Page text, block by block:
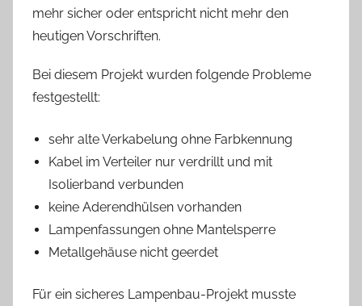
mehr sicher oder entspricht nicht mehr den
heutigen Vorschriften.
Bei diesem Projekt wurden folgende Probleme
festgestellt:
sehr alte Verkabelung ohne Farbkennung
Kabel im Verteiler nur verdrillt und mit
Isolierband verbunden
keine Aderendhülsen vorhanden
Lampenfassungen ohne Mantelsperre
Metallgehäuse nicht geerdet
Für ein sicheres Lampenbau-Projekt musste